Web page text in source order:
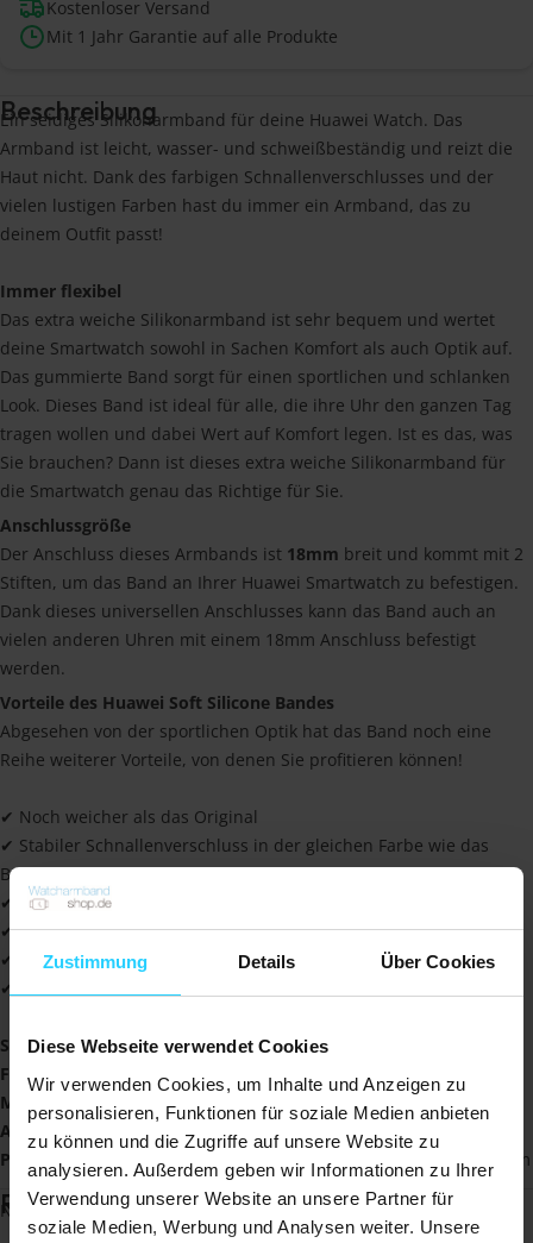
Zustimmung Details Über Cookies
Diese Webseite verwendet Cookies
Wir verwenden Cookies, um Inhalte und Anzeigen zu
personalisieren, Funktionen für soziale Medien anbieten
zu können und die Zugriffe auf unsere Website zu
analysieren. Außerdem geben wir Informationen zu Ihrer
Verwendung unserer Website an unsere Partner für
soziale Medien, Werbung und Analysen weiter. Unsere
Kostenloser Versand
Mit 1 Jahr Garantie auf alle Produkte
Beschreibung
Ein seidiges Silikonarmband für deine Huawei Watch. Das
Armband ist leicht, wasser- und schweißbeständig und reizt die
Haut nicht. Dank des farbigen Schnallenverschlusses und der
vielen lustigen Farben hast du immer ein Armband, das zu
deinem Outfit passt!
Immer flexibel
Das extra weiche Silikonarmband ist sehr bequem und wertet
deine Smartwatch sowohl in Sachen Komfort als auch Optik auf.
Das gummierte Band sorgt für einen sportlichen und schlanken
Look. Dieses Band ist ideal für alle, die ihre Uhr den ganzen Tag
tragen wollen und dabei Wert auf Komfort legen. Ist es das, was
Sie brauchen? Dann ist dieses extra weiche Silikonarmband für
die Smartwatch genau das Richtige für Sie.
Anschlussgröße
Der Anschluss dieses Armbands ist 18mm breit und kommt mit 2
Stiften, um das Band an Ihrer Huawei Smartwatch zu befestigen.
Dank dieses universellen Anschlusses kann das Band auch an
vielen anderen Uhren mit einem 18mm Anschluss befestigt
werden.
Vorteile des Huawei Soft Silicone Bandes
Abgesehen von der sportlichen Optik hat das Band noch eine
Reihe weiterer Vorteile, von denen Sie profitieren können!
✔ Noch weicher als das Original
✔ Stabiler Schnallenverschluss in der gleichen Farbe wie das
Band
✔ Wasser- und schweißresistent
✔ Leicht anpassbar
✔ Langlebig verarbeitet und leicht
✔ Für alle Uhren mit 18mm-Anschluss zu verwenden
Spezifikationen:
Farbe: Rot
Material
: Silikon
Armbandgröße
Band
: 150 - 220 mm
Passend
für : Huawei Watch GT 4 & GT 5 - 41mm / GT 5 Pro - 42mm
Rezensionen
Noch keine Bewertungen